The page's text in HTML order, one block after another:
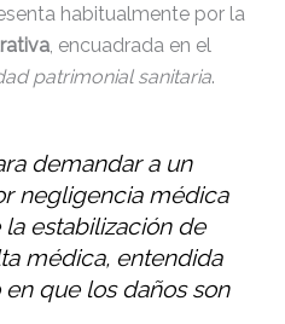
habitualmente por la
, encuadrada en el
patrimonial sanitaria.
demandar a un
negligencia médica
estabilización de
médica, entendida
que los daños son